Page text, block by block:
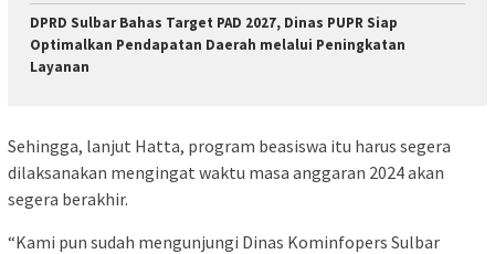
DPRD Sulbar Bahas Target PAD 2027, Dinas PUPR Siap
Optimalkan Pendapatan Daerah melalui Peningkatan
Layanan
Sehingga, lanjut Hatta, program beasiswa itu harus segera
dilaksanakan mengingat waktu masa anggaran 2024 akan
segera berakhir.
“Kami pun sudah mengunjungi Dinas Kominfopers Sulbar